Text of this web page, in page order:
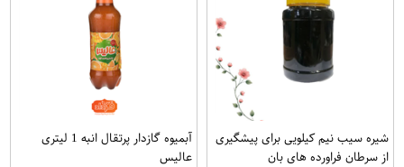
شیره سیب نیم کیلویی برای پیشگیری
از سرطان فراورده های بان
آبمیوه گازدار پرتقال انبه 1 لیتری
عالیس